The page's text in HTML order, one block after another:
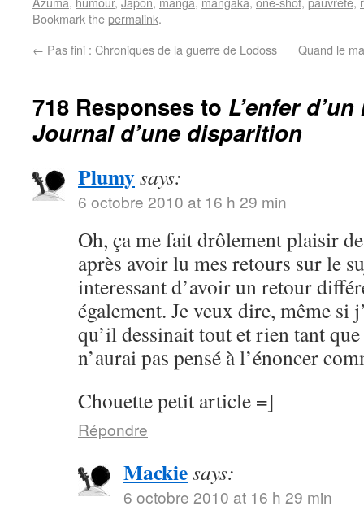
Bookmark thepermalink.
← Pas fini : Chroniques de la guerre de Lodoss Quand le
718 Responses to L’enfer
Journal d’une disparition
Plumysays:
6 octobre 2010 at 16 h 29 min
Oh, ça me fait drôlement plaisir
après avoir lu mes retours sur le
interessant d’avoir un retour
également. Je veux dire, même si
qu’il dessinait tout et rien tant
n’aurai pas pensé à l’énoncer
Chouette petit article =]
Répondre
Mackiesays:
6 octobre 2010 at 16 h 29 min